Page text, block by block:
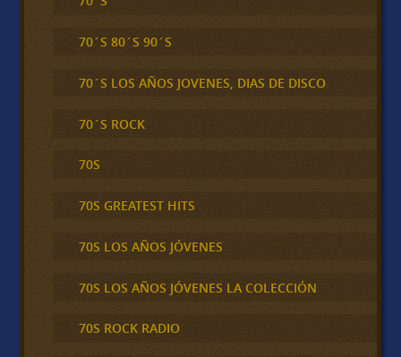
70´S 80´S 90´S
70´S LOS AÑOS JOVENES, DIAS DE DISCO
70´S ROCK
70S
70S GREATEST HITS
70S LOS AÑOS JÓVENES
70S LOS AÑOS JÓVENES LA COLECCIÓN
70S ROCK RADIO